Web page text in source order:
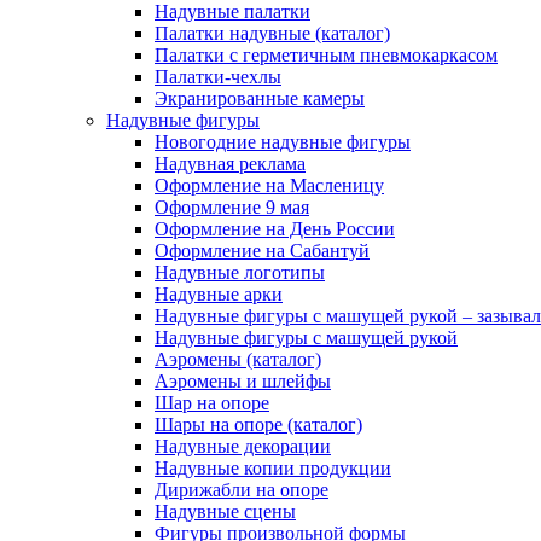
Надувные палатки
Палатки надувные (каталог)
Палатки с герметичным пневмокаркасом
Палатки-чехлы
Экранированные камеры
Надувные фигуры
Новогодние надувные фигуры
Надувная реклама
Оформление на Масленицу
Оформление 9 мая
Оформление на День России
Оформление на Сабантуй
Надувные логотипы
Надувные арки
Надувные фигуры с машущей рукой –
Надувные фигуры с машущей рукой
Аэромены (каталог)
Аэромены и шлейфы
Шар на опоре
Шары на опоре (каталог)
Надувные декорации
Надувные копии продукции
Дирижабли на опоре
Надувные сцены
Фигуры произвольной формы